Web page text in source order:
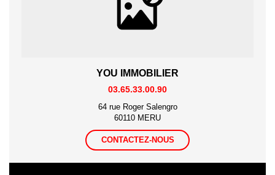
YOU IMMOBILIER
03.65.33.00.90
64 rue Roger Salengro
60110 MERU
CONTACTEZ-NOUS